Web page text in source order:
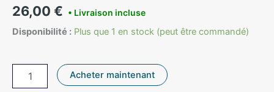
26,00 €
Disponibilité : Plus que 1 en stock (peut être commandé)
Acheter maintenant